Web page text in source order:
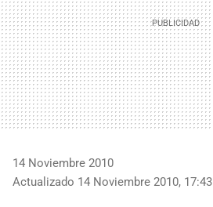
14 Noviembre 2010
Actualizado 14 Noviembre 2010, 17:43